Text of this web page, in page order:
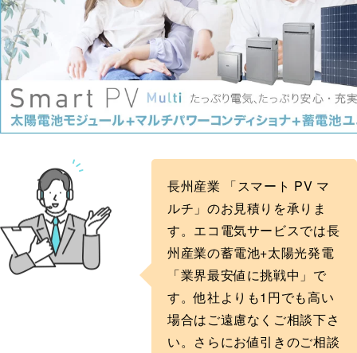
長州産業 「スマート PV マ
ルチ」のお見積りを承りま
す。エコ電気サービスでは長
州産業の蓄電池+太陽光発電
「業界最安値に挑戦中」で
す。他社よりも1円でも高い
場合はご遠慮なくご相談下さ
い。さらにお値引きのご相談